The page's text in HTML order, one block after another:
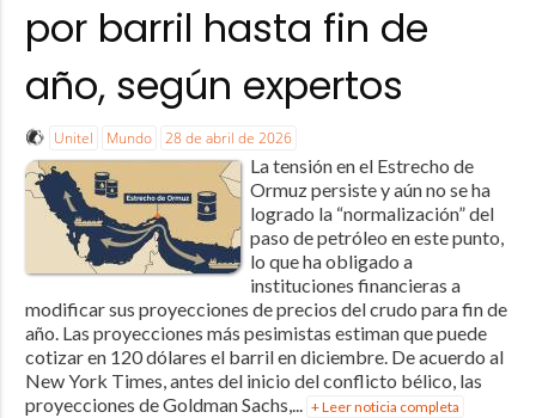
por barril hasta fin de
año, según expertos
Unitel Mundo 28 de abril de 2026
La tensión en el Estrecho de
Ormuz persiste y aún no se ha
logrado la “normalización” del
paso de petróleo en este punto,
lo que ha obligado a
instituciones financieras a
modificar sus proyecciones de precios del crudo para fin de
año. Las proyecciones más pesimistas estiman que puede
cotizar en 120 dólares el barril en diciembre. De acuerdo al
New York Times, antes del inicio del conflicto bélico, las
proyecciones de Goldman Sachs,... + Leer noticia completa